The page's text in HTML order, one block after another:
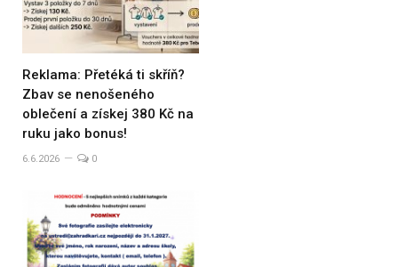
Reklama: Přetéká ti skříň?
Zbav se nenošeného
oblečení a získej 380 Kč na
ruku jako bonus!
6.6.2026 0